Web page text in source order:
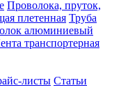
Проволока, пруток,
плетенная Труба
алюминиевый
транспортерная
листы Статьи